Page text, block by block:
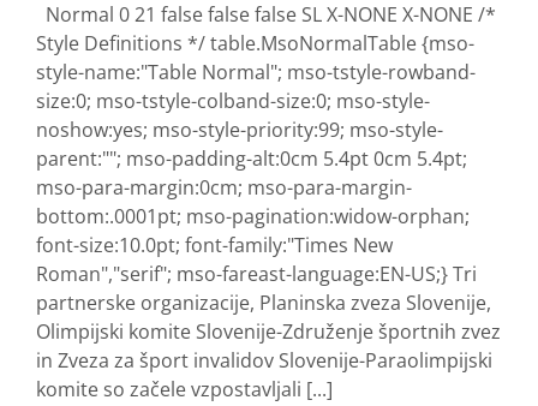
Normal 0 21 false false false SL X-NONE X-NONE /*
Style Definitions */ table.MsoNormalTable {mso-
style-name:"Table Normal"; mso-tstyle-rowband-
size:0; mso-tstyle-colband-size:0; mso-style-
noshow:yes; mso-style-priority:99; mso-style-
parent:""; mso-padding-alt:0cm 5.4pt 0cm 5.4pt;
mso-para-margin:0cm; mso-para-margin-
bottom:.0001pt; mso-pagination:widow-orphan;
font-size:10.0pt; font-family:"Times New
Roman","serif"; mso-fareast-language:EN-US;} Tri
partnerske organizacije, Planinska zveza Slovenije,
Olimpijski komite Slovenije-Združenje športnih zvez
in Zveza za šport invalidov Slovenije-Paraolimpijski
komite so začele vzpostavljali [...]